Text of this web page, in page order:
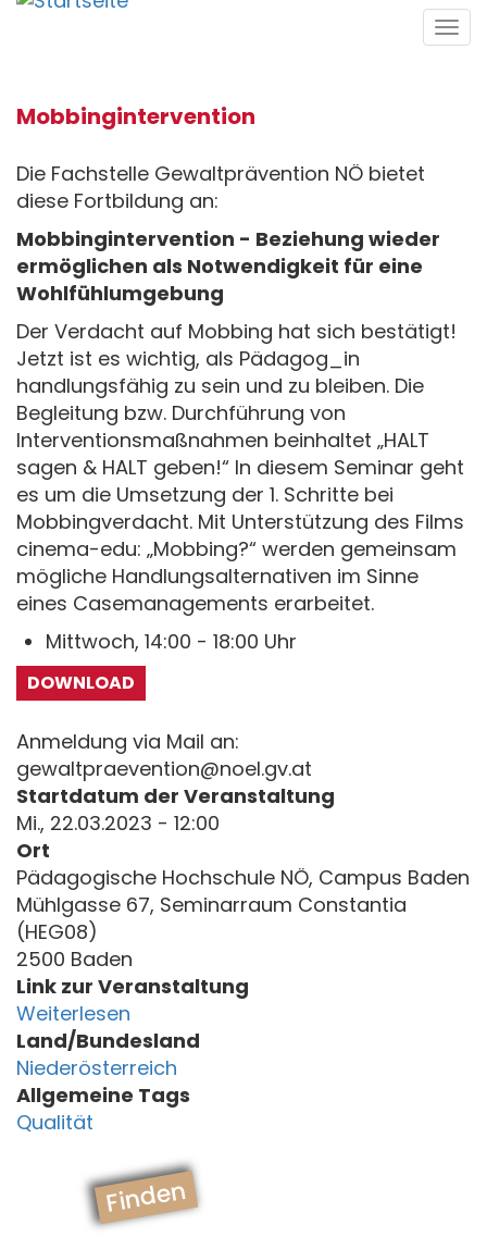
Direkt
Mobbingintervention
Die Fachstelle Gewaltprävention NÖ bietet
diese Fortbildung an:
Mobbingintervention - Beziehung wieder
ermöglichen als Notwendigkeit für eine
Wohlfühlumgebung
Der Verdacht auf Mobbing hat sich bestätigt!
Jetzt ist es wichtig, als Pädagog_in
handlungsfähig zu sein und zu bleiben. Die
Begleitung bzw. Durchführung von
Interventionsmaßnahmen beinhaltet „HALT
sagen & HALT geben!“ In diesem Seminar geht
es um die Umsetzung der 1. Schritte bei
Mobbingverdacht. Mit Unterstützung des Films
cinema-edu: „Mobbing?“ werden gemeinsam
mögliche Handlungsalternativen im Sinne
eines Casemanagements erarbeitet.
Mittwoch, 14:00 - 18:00 Uhr
DOWNLOAD
Anmeldung via Mail an:
gewaltpraevention@noel.gv.at
Startdatum der Veranstaltung
Mi., 22.03.2023 - 12:00
Ort
Pädagogische Hochschule NÖ, Campus Baden
Mühlgasse 67, Seminarraum Constantia
(HEG08)
2500 Baden
Link zur Veranstaltung
Weiterlesen
Land/Bundesland
Niederösterreich
Allgemeine Tags
Qualität
Finden